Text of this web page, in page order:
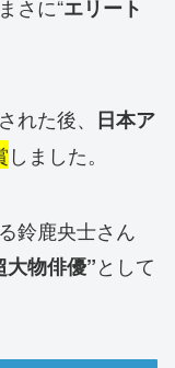
さに“エリート
た後、 日本ア
しました。
鈴鹿央士さん
物俳優”として